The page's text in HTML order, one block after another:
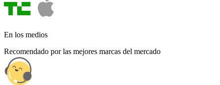
En los medios
Recomendado por las mejores marcas del mercado